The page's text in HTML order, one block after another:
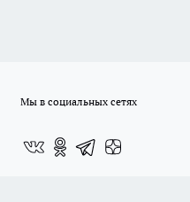
Мы в социальных сетях